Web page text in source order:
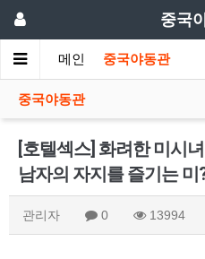
중국
메인 중국야동관
중국야동관
[호텔섹스] 화려한 미시
남자의 자지를 즐기는 미
관리자 0 13994